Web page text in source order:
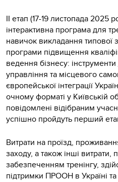
ІІ етап (17-19 листопада 2025
інтерактивна програма для
навичок викладання типової
програми підвищення
ведення бізнесу:
управління та місцевого
європейської інтеграції
очному форматі у Київській
повідомлені відібраним
успішно пройдуть перший
Витрати на проїзд,
заходу, а також інші витрати,
забезпеченням тренінгу,
підтримки ПРООН в Україні та